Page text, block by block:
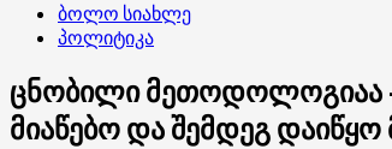
ბოლო სიახლე
პოლიტიკა
ცნობილი მეთოდოლოგიაა –
მიაწებო და შემდეგ დაიწყო